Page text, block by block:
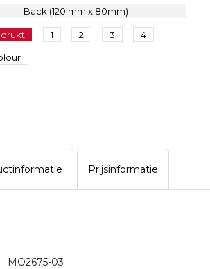
Back (120 mm x 80mm)
1 2 3 4
Prijsinformatie
MO2675-03